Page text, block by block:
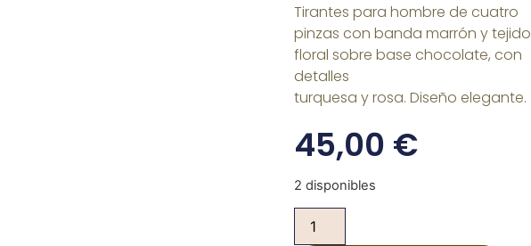
Tirantes para hombre de cuatro
pinzas con banda marrón y tejido
floral sobre base chocolate, con
detalles
turquesa y rosa. Diseño elegante.
45,00 €
2 disponibles